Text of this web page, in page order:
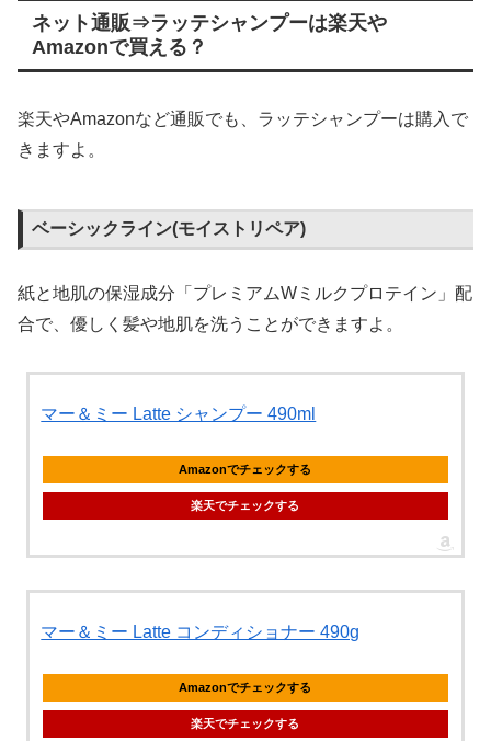
ネット通販⇒ラッテシャンプーは楽天や
Amazonで買える？
楽天やAmazonなど通販でも、ラッテシャンプーは購入で
きますよ。
ベーシックライン(モイストリペア)
紙と地肌の保湿成分「プレミアムWミルクプロテイン」配
合で、優しく髪や地肌を洗うことができますよ。
マー＆ミー Latte シャンプー 490ml
Amazonでチェックする
楽天でチェックする
マー＆ミー Latte コンディショナー 490g
Amazonでチェックする
楽天でチェックする